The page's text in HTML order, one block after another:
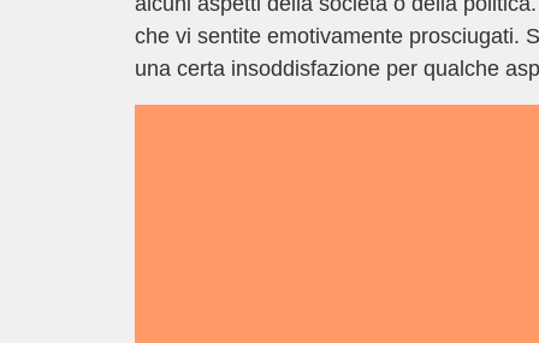
che vi sentite emotivamente prosciugati.
una certa insoddisfazione per qualche